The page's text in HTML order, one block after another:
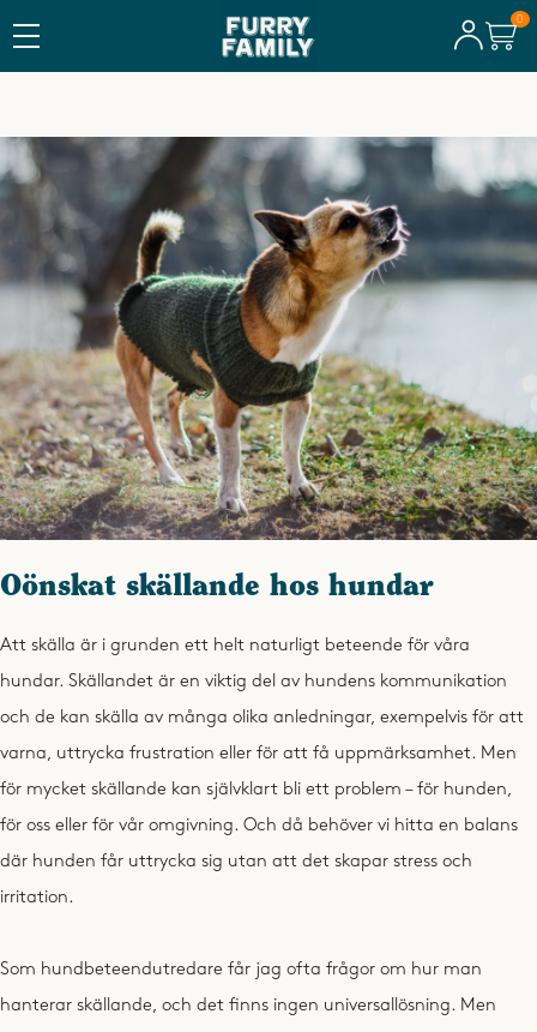
FRI FRAKT ÖVER 600 KR
Oönskat skällande hos hundar
Att skälla är i grunden ett helt naturligt beteende för våra
hundar. Skällandet är en viktig del av hundens kommunikation
och de kan skälla av många olika anledningar, exempelvis för att
varna, uttrycka frustration eller för att få uppmärksamhet. Men
för mycket skällande kan självklart bli ett problem – för hunden,
för oss eller för vår omgivning. Och då behöver vi hitta en balans
där hunden får uttrycka sig utan att det skapar stress och
irritation.
Som hundbeteendutredare får jag ofta frågor om hur man
hanterar skällande, och det finns ingen universallösning. Men